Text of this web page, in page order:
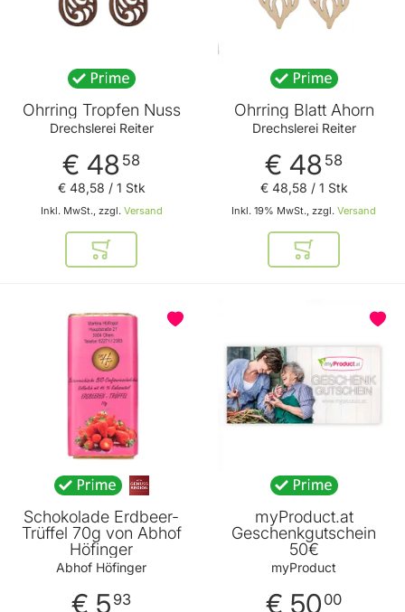
Ohrring Tropfen Nuss
Drechslerei Reiter
€ 48 58
Inkl. MwSt., zzgl. Versand
€ 48,58 / 1 Stk
In den Warenkorb
Ohrring Blatt Ahorn
Drechslerei Reiter
€ 48 58
Inkl. 19% MwSt., zzgl. Versand
€ 48,58 / 1 Stk
In den
Schokolade Erdbeer-
Trüffel 70g von Abhof
Höfinger
Abhof Höfinger
€ 5 93
myProduct.at
Geschenkgutschein
50€
myProduct
€ 50 00